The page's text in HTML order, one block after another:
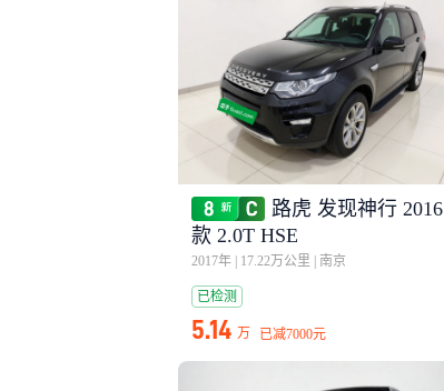
路虎 发现神行 2016
款 2.0T HSE
2017年 17.22万公里 南京
已检测
5.14 万 已减7000元